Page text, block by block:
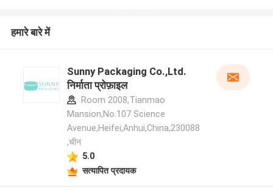
हमारे बारे में
Sunny Packaging Co.,Ltd.
निर्माता प्रोफ़ाइल
Room 2008,Tianmao
Mansion,No.107 Science
Avenue,Heifei,Anhui,China,230088
,चीन
5.0
सत्यापित प्रदायक